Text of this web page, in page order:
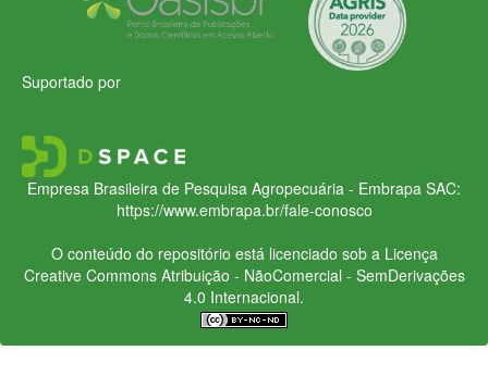
Suportado por
Empresa Brasileira de Pesquisa Agropecuária - Embrapa SAC:
https://www.embrapa.br/fale-conosco
O conteúdo do repositório está licenciado sob a Licença
Creative CommonsAtribuição - NãoComercial - SemDerivações
4.0 Internacional.